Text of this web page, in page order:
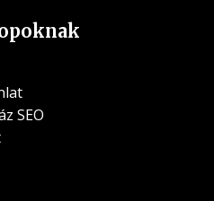
SEO